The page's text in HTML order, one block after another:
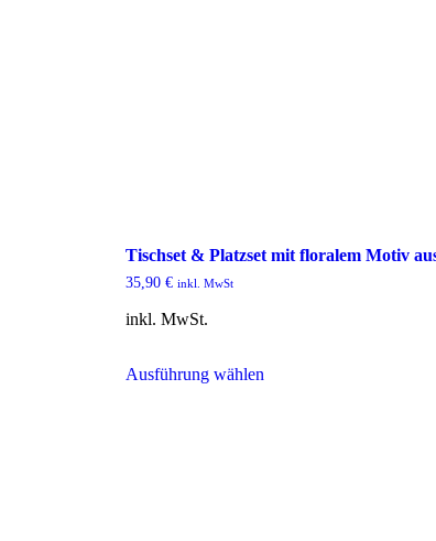
Tischset & Platzset mit floralem Motiv
35,90 € inkl. MwSt
inkl. MwSt.
Ausführung wählenProdukt